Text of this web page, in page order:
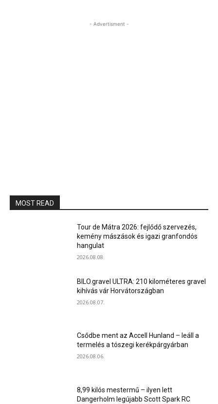
- Advertisment -
MOST READ
Tour de Mátra 2026: fejlődő szervezés,
kemény mászások és igazi granfondós
hangulat
2026.08.08.
BILO.gravel ULTRA: 210 kilométeres gravel
kihívás vár Horvátországban
2026.08.07.
Csődbe ment az Accell Hunland – leáll a
termelés a tószegi kerékpárgyárban
2026.08.06.
8,99 kilós mestermű – ilyen lett
Dangerholm legújabb Scott Spark RC